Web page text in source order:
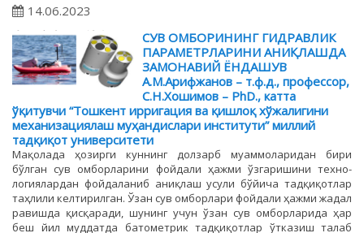
14.06.2023
СУВ ОМБОРИНИНГ ГИДРАВЛИК
ПАРАМЕТРЛАРИНИ АНИҚЛАШДА
ЗАМОНАВИЙ ЁНДАШУВ
А.М.Арифжанов – т.ф.д., профессор,
С.Н.Хошимов – PhD., катта
ўқитувчи “Тошкент ирригация ва қишлоқ хўжалигини
механизациялаш муҳандислари институти” миллий
тадқиқот университети
Мақолада ҳозирги куннинг долзарб муаммоларидан бири
бўлган сув омборларини фойдали ҳажми ўзгаришини техно-
логиялардан фойдаланиб аниқлаш усули бўйича тадқиқотлар
таҳлили келтирилган. Ўзан сув омборлари фойдали ҳажми жадал
равишда қисқаради, шунинг учун ўзан сув омборларида ҳар
беш йил муддатда батометрик тадқиқотлар ўтказиш талаб